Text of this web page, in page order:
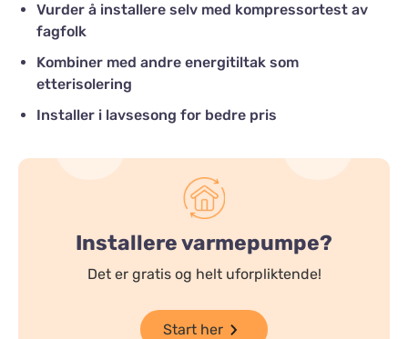
Vurder å installere selv med kompressortest av
fagfolk
Kombiner med andre energitiltak som
etterisolering
Installer i lavsesong for bedre pris
Installere varmepumpe?
Det er gratis og helt uforpliktende!
Start her